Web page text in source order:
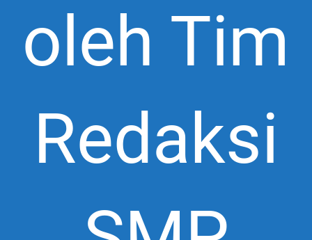
oleh Tim
Redaksi